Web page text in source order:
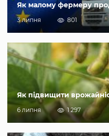
Як малому фермеру
3 липня 801
Як підвищити
6 липня 1 297